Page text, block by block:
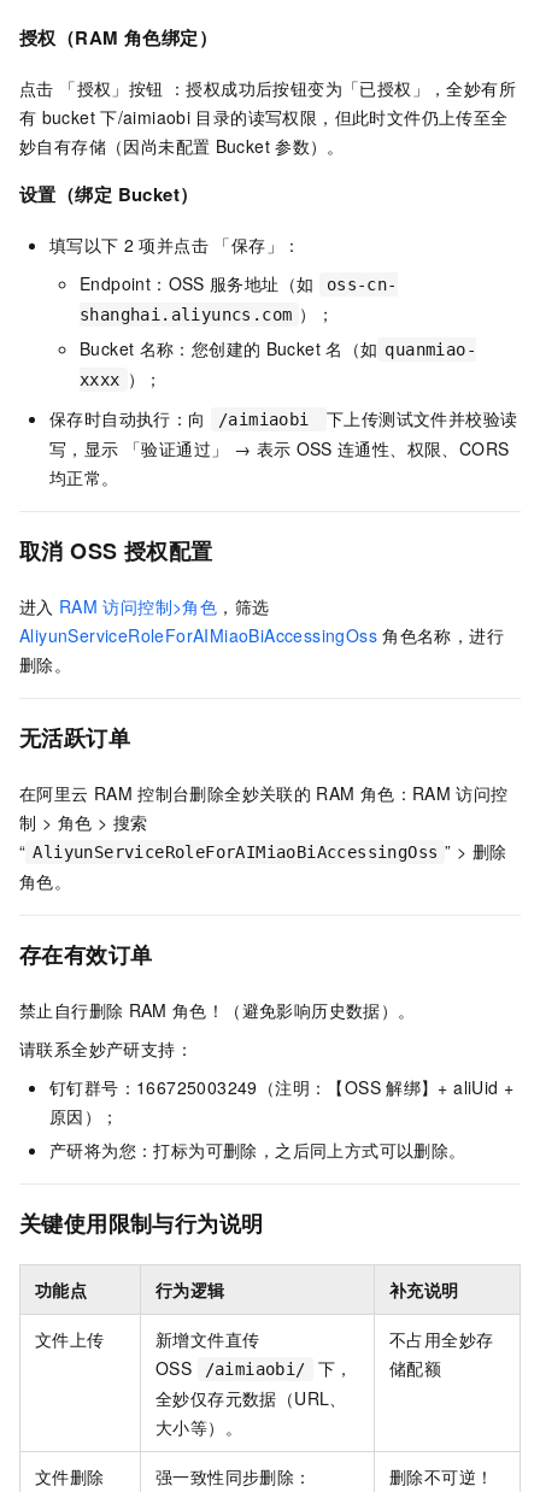
授权（RAM 角色绑定）
点击 「授权」按钮 ：授权成功后按钮变为「已授权」，全妙有所
有 bucket 下/aimiaobi 目录的读写权限，但此时文件仍上传至全
妙自有存储（因尚未配置 Bucket 参数）。
设置（绑定 Bucket）
填写以下 2 项并点击 「保存」：
Endpoint：OSS 服务地址（如
oss-cn-
shanghai.aliyuncs.com ）；
Bucket 名称：您创建的 Bucket 名（如 quanmiao-
xxxx ）；
保存时自动执行：向
/aimiaobi
下上传测试文件并校验读
写，显示 「验证通过」 → 表示 OSS 连通性、权限、CORS
均正常。
取消 OSS 授权配置
进入 RAM 访问控制>角色 ，筛选
AliyunServiceRoleForAIMiaoBiAccessingOss 角色名称，进行
删除。
无活跃订单
在阿里云 RAM 控制台删除全妙关联的 RAM 角色：RAM 访问控
制 > 角色 > 搜索
“ AliyunServiceRoleForAIMiaoBiAccessingOss ” > 删除
角色。
存在有效订单
禁止自行删除 RAM 角色！（避免影响历史数据）。
请联系全妙产研支持：
钉钉群号：166725003249（注明：【OSS 解绑】+ aliUid +
原因）；
产研将为您：打标为可删除，之后同上方式可以删除。
关键使用限制与行为说明
功能点 行为逻辑 补充说明
文件上传
新增文件直传
OSS
/aimiaobi/
下，
全妙仅存元数据（URL、
大小等）。
不占用全妙存
储配额
文件删除
强一致性同步删除：
删除不可逆！